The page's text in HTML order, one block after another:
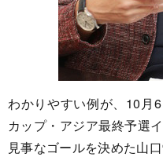
わかりやすい例が、10月
カップ・アジア最終予選
見事なゴールを決めた山口